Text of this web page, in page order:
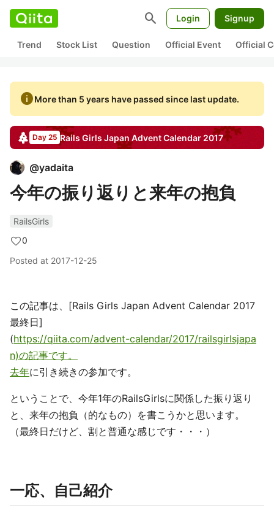
search Login Signup
Trend Stock List Question Official Event Official
infoMore than 5 years have passed since last update.
Day 25 Rails Girls Japan Advent Calendar 2017
@yadaita
今年の振り返りと来年の抱負
RailsGirls
0
Posted at 2017-12-25
この記事は、[Rails Girls Japan Advent Calendar 2017
最終日]
(https://qiita.com/advent-calendar/2017/railsgirlsjapa
n)の記事です。
去年に引き続きの参加です。
ということで、今年1年のRailsGirlsに関係した振り返り
と、来年の抱負（的なもの）を書こうかと思います。
（最終日だけど、割と普通な感じです・・・）
一応、自己紹介